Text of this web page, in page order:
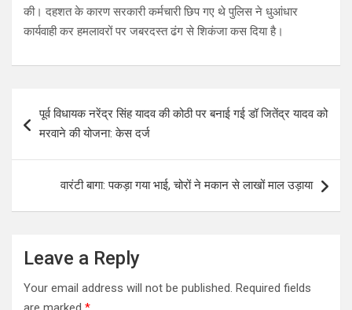
की। दहशत के कारण सरकारी कर्मचारी छिप गए थे पुलिस ने धुआंधार
कार्यवाही कर हमलावरों पर जबरदस्त ढंग से शिकंजा कस दिया है।
navigation
पूर्व विधायक नरेंद्र सिंह यादव की कोठी पर बनाई गई डॉ जितेंद्र यादव को
मरवाने की योजना: केस दर्ज
वारंटी बागा: पकड़ा गया भाई, चोरों ने मकान से लाखों माल उड़ाया
Leave a Reply
Your email address will not be published. Required fields